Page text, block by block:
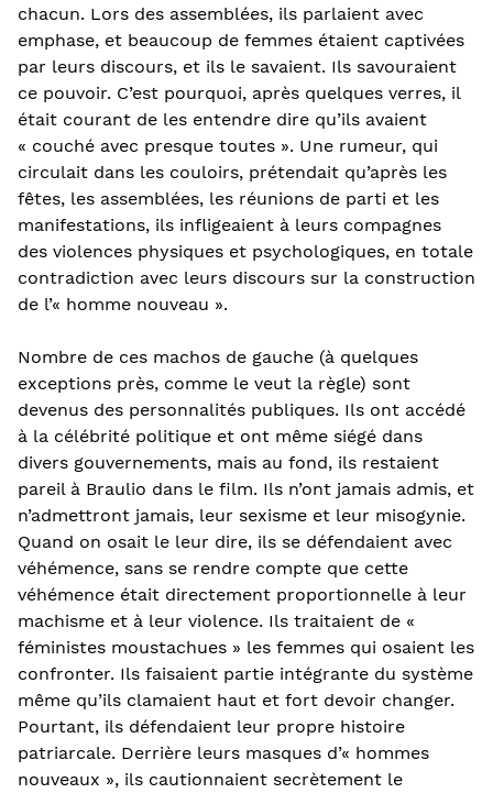
chacun. Lors des assemblées, ils parlaient avec
emphase, et beaucoup de femmes étaient captivées
par leurs discours, et ils le savaient. Ils savouraient
ce pouvoir. C’est pourquoi, après quelques verres, il
était courant de les entendre dire qu’ils avaient
« couché avec presque toutes ». Une rumeur, qui
circulait dans les couloirs, prétendait qu’après les
fêtes, les assemblées, les réunions de parti et les
manifestations, ils infligeaient à leurs compagnes
des violences physiques et psychologiques, en totale
contradiction avec leurs discours sur la construction
de l’« homme nouveau ».
Nombre de ces machos de gauche (à quelques
exceptions près, comme le veut la règle) sont
devenus des personnalités publiques. Ils ont accédé
à la célébrité politique et ont même siégé dans
divers gouvernements, mais au fond, ils restaient
pareil à Braulio dans le film. Ils n’ont jamais admis, et
n’admettront jamais, leur sexisme et leur misogynie.
Quand on osait le leur dire, ils se défendaient avec
véhémence, sans se rendre compte que cette
véhémence était directement proportionnelle à leur
machisme et à leur violence. Ils traitaient de «
féministes moustachues » les femmes qui osaient les
confronter. Ils faisaient partie intégrante du système
même qu’ils clamaient haut et fort devoir changer.
Pourtant, ils défendaient leur propre histoire
patriarcale. Derrière leurs masques d’« hommes
nouveaux », ils cautionnaient secrètement le